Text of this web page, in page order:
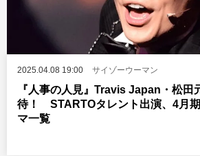
2025.04.08 19:00 サイゾーウーマン
『人事の人見』Travis Japan・松田
待！ STARTOタレント出演、4月
マ一覧